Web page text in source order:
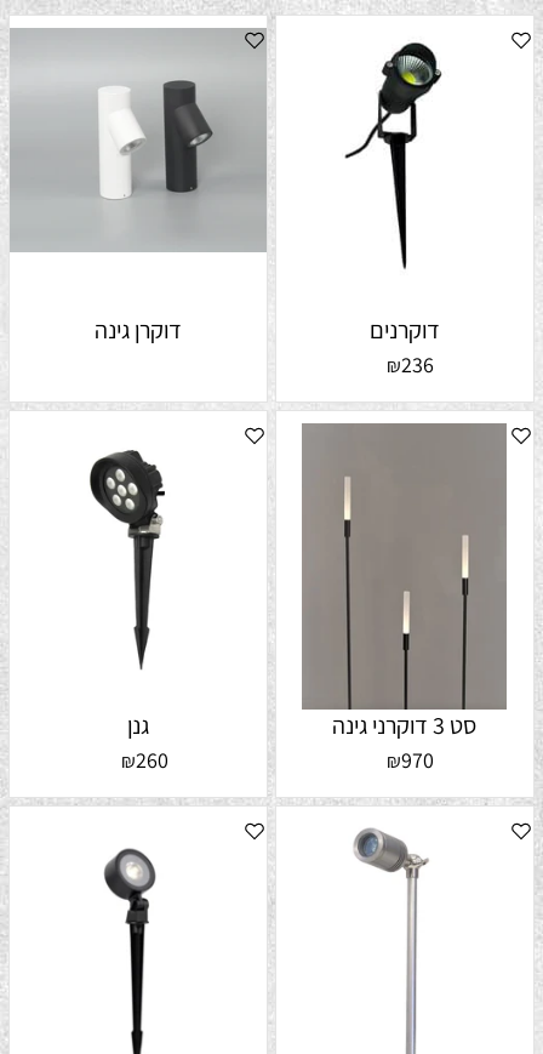
דוקרנים
₪236
דוקרן גינה
סט 3 דוקרני גינה
₪970
גנן
₪260